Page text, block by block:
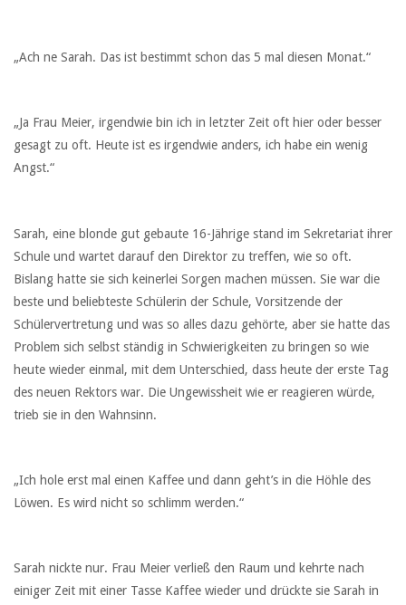
„Ach ne Sarah. Das ist bestimmt schon das 5 mal diesen Monat.“
„Ja Frau Meier, irgendwie bin ich in letzter Zeit oft hier oder besser
gesagt zu oft. Heute ist es irgendwie anders, ich habe ein wenig
Angst.“
Sarah, eine blonde gut gebaute 16-Jährige stand im Sekretariat ihrer
Schule und wartet darauf den Direktor zu treffen, wie so oft.
Bislang hatte sie sich keinerlei Sorgen machen müssen. Sie war die
beste und beliebteste Schülerin der Schule, Vorsitzende der
Schülervertretung und was so alles dazu gehörte, aber sie hatte das
Problem sich selbst ständig in Schwierigkeiten zu bringen so wie
heute wieder einmal, mit dem Unterschied, dass heute der erste Tag
des neuen Rektors war. Die Ungewissheit wie er reagieren würde,
trieb sie in den Wahnsinn.
„Ich hole erst mal einen Kaffee und dann geht’s in die Höhle des
Löwen. Es wird nicht so schlimm werden.“
Sarah nickte nur. Frau Meier verließ den Raum und kehrte nach
einiger Zeit mit einer Tasse Kaffee wieder und drückte sie Sarah in